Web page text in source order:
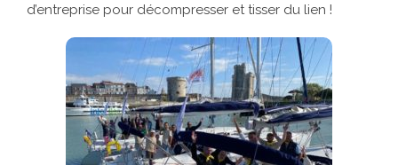
d’entreprise pour décompresser et tisser du lien !